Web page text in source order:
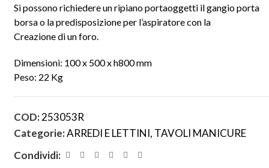
Si possono richiedere un ripiano portaoggetti il gangio porta
borsa o la predisposizione per l’aspiratore con la
Creazione di un foro.
Dimensioni: 100 x 500 x h800 mm
Peso: 22 Kg
COD:253053R
Categorie:ARREDI E LETTINI, TAVOLI MANICURE
Condividi: